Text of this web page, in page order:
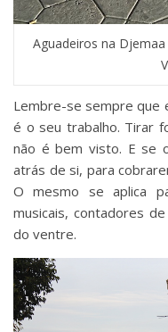
Aguadeiros na
Lembre-se sempre que
é o seu trabalho. Tirar
não é bem visto. E se
atrás de si, para
O mesmo se aplica
musicais, contadores
do ventre.